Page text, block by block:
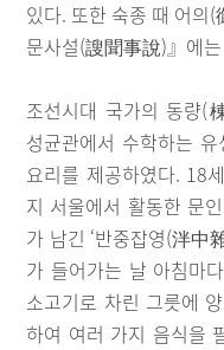
있다. 또한 숙종 때 어의
문사설(謏聞事說)』에
조선시대 국가의 동량(
성균관에서 수학하는
요리를 제공하였다. 18
지 서울에서 활동한 문
가 남긴 ‘반중잡영(泮中
가 들어가는 날 아침마
소고기로 차린 그릇에
하여 여러 가지 음식을